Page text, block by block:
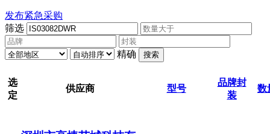
发布紧急采购
筛选
精确 搜索
选
定
供应商 型号
品牌封
装
数